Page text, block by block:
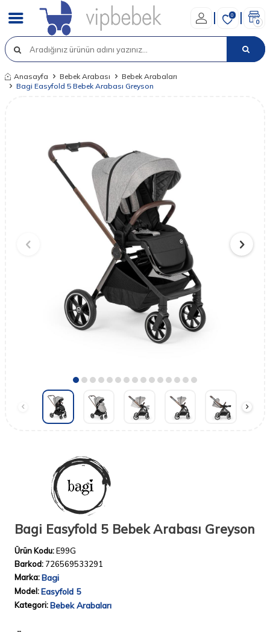
0
0
Anasayfa Bebek Arabası
Bebek Arabaları
Bagi Easyfold 5 Bebek Arabası Greyson
Bagi Easyfold 5 Bebek Arabası Greyson
Ürün Kodu:E99G
Barkod: 726569533291
Marka:Bagi
Model:Easyfold 5
Kategori:Bebek Arabaları